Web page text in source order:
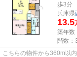
歩3分
兵庫県
13.5
築年数
階数：
こちらの物件から360m以